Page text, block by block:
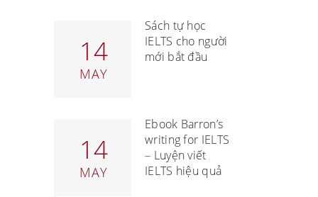
14
MAY
Sách tự học
IELTS cho người
mới bắt đầu
14
MAY
Ebook Barron’s
writing for IELTS
– Luyện viết
IELTS hiệu quả